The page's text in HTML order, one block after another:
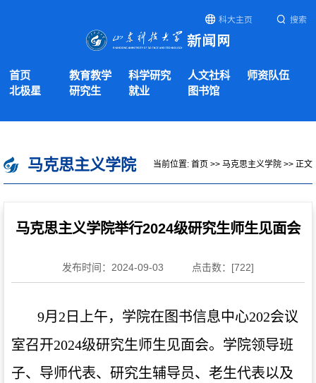
科大主页 搜索
首页 教育教学 科学研究 人文社科
师资队伍
北极星
研究生 就业 图书馆
马克思主义学院 当前位置: 首页 >> 马克思主义学院 >> 正文
马克思主义学院举行2024级研究生师生见面会
发布时间：2024-09-03 点击数：[722]
9月2日上午，学院在图书信息中心202会议
室召开2024级研究生师生见面会。学院领导班
子、导师代表、研究生辅导员、老生代表以及